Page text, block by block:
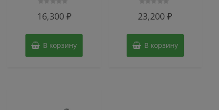
016,300 ₽
В корзину
0
23,200₽
В корзину